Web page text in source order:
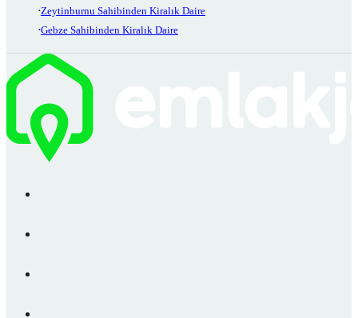
Zeytinburnu Sahibinden Kiralık Daire
Gebze Sahibinden Kiralık Daire